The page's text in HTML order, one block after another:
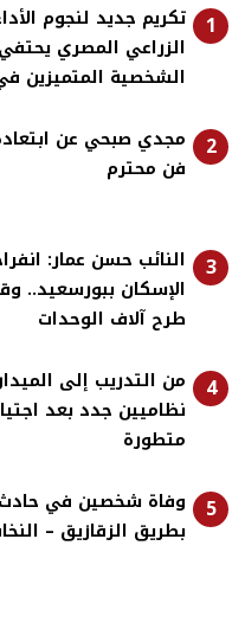
1
تكريم جديد لنجوم
الزراعي المصري
الشخصية المتميزين في
2
مجدي صبحي عن
فن محترم
3
النائب حسن عمار:
الإسكان ببورسعيد..
طرح آلاف الوحدات
4
نظاميين جدد بعد
متطورة
5
وفاة شخصين في
بطريق الزقازيق –